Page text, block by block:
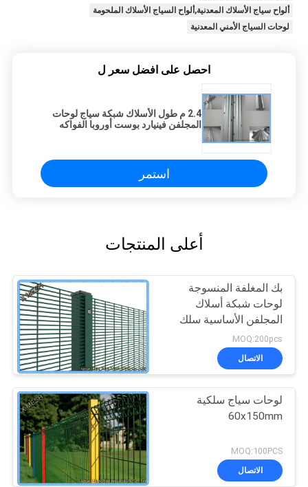
ألواح سياج الأسلاك المعدنية,ألواح السياج الأسلاك الملحومة
لوحات السياج الأمني ​​المعدنية
احصل على افضل سعر ل
2.4 م طول الأسلاك شبكة سياج لوحات
المجلفن فينيارد بوست أوروبا الفواكه
استمر
أعلى المنتجات
بك المغلفة المنسوجة
لوحات شبكة أسلاك
المجلفن الأساسية سلك
قوي للسجن
MOQ:200pcs
الاتصال
لوحات سياج سلكية
60x150mm
MOQ:100PCS
الاتصال